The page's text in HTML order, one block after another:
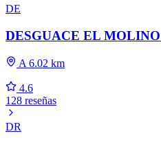
DE
DESGUACE EL MOLINO
A 6.02 km
4.6
128 reseñas
DR